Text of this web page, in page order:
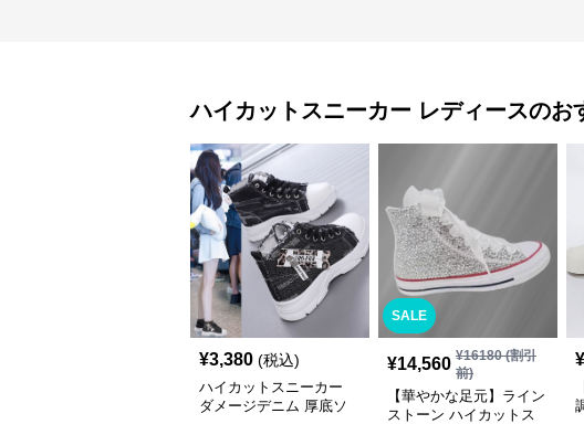
ハイカットスニーカー レディースのお
¥3,380 (税込)
ハイカットスニーカー
ダメージデニム 厚底ソ
SALE
¥14,560 ¥16180(割引
前)
【華やかな足元】ライン
ストーン ハイカットス
¥